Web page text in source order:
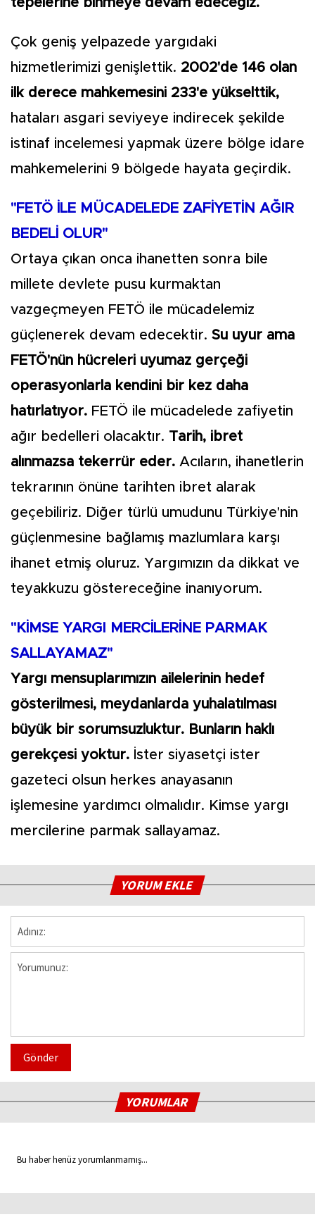
Çok geniş yelpazede yargıdaki
hizmetlerimizi genişlettik. 2002'de 146 olan
ilk derece mahkemesini 233'e yükselttik,
hataları asgari seviyeye indirecek şekilde
istinaf incelemesi yapmak üzere bölge idare
mahkemelerini 9 bölgede hayata geçirdik.
"FETÖ İLE MÜCADELEDE ZAFİYETİN AĞIR
BEDELİ OLUR"
Ortaya çıkan onca ihanetten sonra bile
millete devlete pusu kurmaktan
vazgeçmeyen FETÖ ile mücadelemiz
güçlenerek devam edecektir. Su uyur ama
FETÖ'nün hücreleri uyumaz gerçeği
operasyonlarla kendini bir kez daha
hatırlatıyor. FETÖ ile mücadelede zafiyetin
ağır bedelleri olacaktır. Tarih, ibret
alınmazsa tekerrür eder. Acıların, ihanetlerin
tekrarının önüne tarihten ibret alarak
geçebiliriz. Diğer türlü umudunu Türkiye'nin
güçlenmesine bağlamış mazlumlara karşı
ihanet etmiş oluruz. Yargımızın da dikkat ve
teyakkuzu göstereceğine inanıyorum.
"KİMSE YARGI MERCİLERİNE PARMAK
SALLAYAMAZ"
Yargı mensuplarımızın ailelerinin hedef
gösterilmesi, meydanlarda yuhalatılması
büyük bir sorumsuzluktur. Bunların haklı
gerekçesi yoktur. İster siyasetçi ister
gazeteci olsun herkes anayasanın
işlemesine yardımcı olmalıdır. Kimse yargı
mercilerine parmak sallayamaz.
YORUM EKLE
Gönder
YORUMLAR
Bu haber henüz yorumlanmamış...